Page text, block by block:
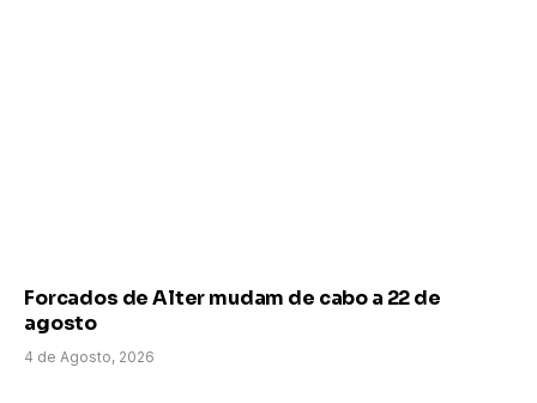
Forcados de Alter mudam de cabo a 22 de
agosto
4 de Agosto, 2026